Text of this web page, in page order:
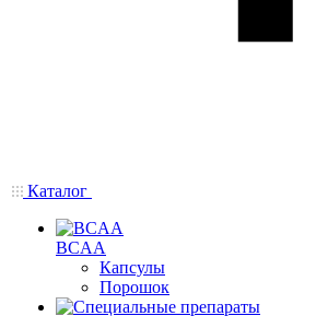
Каталог
BCAA
Капсулы
Порошок